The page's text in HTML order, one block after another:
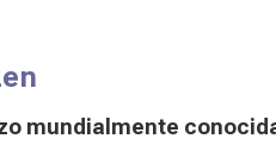
mundialmente